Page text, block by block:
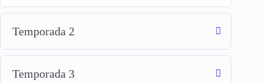
Temporada 2
Temporada 3